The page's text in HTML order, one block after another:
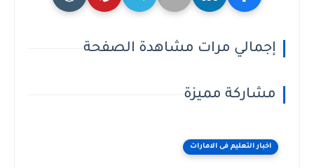
إجمالي مرات مشاهدة الصفحة
مشاركة مميزة
اخبار التعليم فى الامارات